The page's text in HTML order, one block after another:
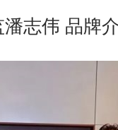
志伟 品牌